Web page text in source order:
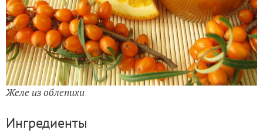
Желе из облепихи
Ингредиенты